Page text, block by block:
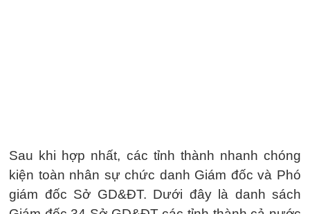
Sau khi hợp nhất, các tỉnh thành nhanh chóng
kiện toàn nhân sự chức danh Giám đốc và Phó
giám đốc Sở GD&ĐT. Dưới đây là danh sách